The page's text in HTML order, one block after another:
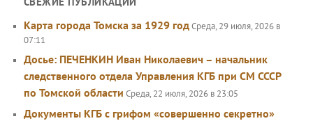
Карта города Томска за 1929 годСреда, 29 июля, 2026 в
07:11
Досье: ПЕЧЕНКИН Иван Николаевич – начальник
следственного отдела Управления КГБ при СМ СССР
по Томской области Среда, 22 июля, 2026 в 23:05
Документы КГБ с грифом «совершенно секретно»